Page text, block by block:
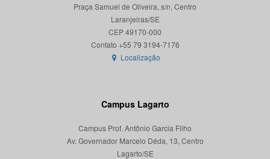
Praça Samuel de Oliveira, s/n, Centro
Laranjeiras/SE
CEP 49170-000
Localização
Campus Lagarto
Campus Prof. Antônio Garcia Filho
Av. Governador Marcelo Déda, 13, Centro
Lagarto/SE